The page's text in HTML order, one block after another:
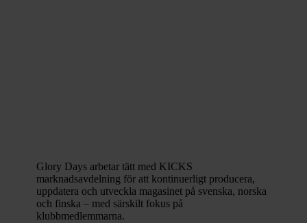
Glory Days arbetar tätt med KICKS
marknadsavdelning för att kontinuerligt producera,
uppdatera och utveckla magasinet på svenska, norska
och finska – med särskilt fokus på
klubbmedlemmarna.